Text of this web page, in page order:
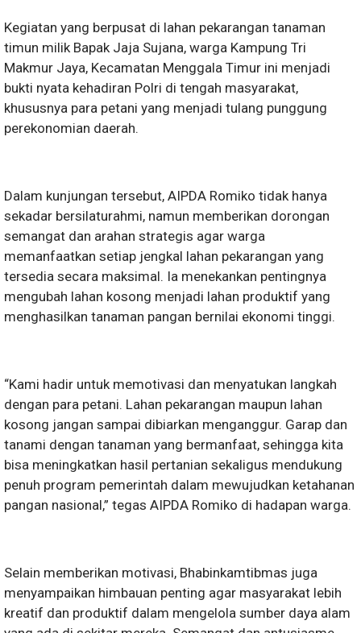
Kegiatan yang berpusat di lahan pekarangan tanaman
timun milik Bapak Jaja Sujana, warga Kampung Tri
Makmur Jaya, Kecamatan Menggala Timur ini menjadi
bukti nyata kehadiran Polri di tengah masyarakat,
khususnya para petani yang menjadi tulang punggung
perekonomian daerah.
Dalam kunjungan tersebut, AIPDA Romiko tidak hanya
sekadar bersilaturahmi, namun memberikan dorongan
semangat dan arahan strategis agar warga
memanfaatkan setiap jengkal lahan pekarangan yang
tersedia secara maksimal. Ia menekankan pentingnya
mengubah lahan kosong menjadi lahan produktif yang
menghasilkan tanaman pangan bernilai ekonomi tinggi.
“Kami hadir untuk memotivasi dan menyatukan langkah
dengan para petani. Lahan pekarangan maupun lahan
kosong jangan sampai dibiarkan menganggur. Garap dan
tanami dengan tanaman yang bermanfaat, sehingga kita
bisa meningkatkan hasil pertanian sekaligus mendukung
penuh program pemerintah dalam mewujudkan ketahanan
pangan nasional,” tegas AIPDA Romiko di hadapan warga.
Selain memberikan motivasi, Bhabinkamtibmas juga
menyampaikan himbauan penting agar masyarakat lebih
kreatif dan produktif dalam mengelola sumber daya alam